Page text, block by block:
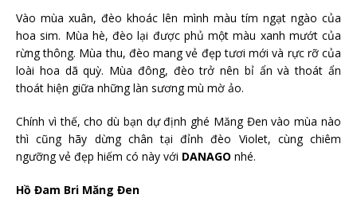
Vào mùa xuân, đèo khoác lên mình màu tím ngạt ngào của
hoa sim. Mùa hè, đèo lại được phủ một màu xanh mướt của
rừng thông. Mùa thu, đèo mang vẻ đẹp tươi mới và rực rỡ của
loài hoa dã quỳ. Mùa đông, đèo trở nên bỉ ẩn và thoát ẩn
thoát hiện giữa những làn sương mù mờ ảo.
Chính vì thế, cho dù bạn dự định ghé Măng Đen vào mùa nào
thì cũng hãy dừng chân tại đỉnh đèo Violet, cùng chiêm
ngưỡng vẻ đẹp hiếm có này với DANAGO nhé.
Hồ Đam Bri Măng Đen